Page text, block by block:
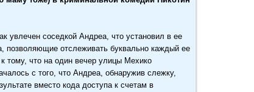
увлечен соседкой Андреа, что установил в ее
позволяющие отслеживать буквально каждый ее
тому, что на один вечер улицы Мехико
с того, что Андреа, обнаружив слежку,
вместо кода доступа к счетам в